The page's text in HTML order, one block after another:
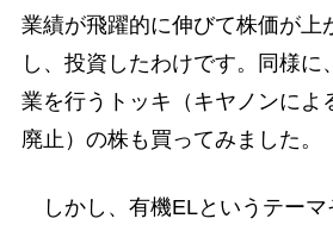
業績が飛躍的に伸びて株価が上
し、投資したわけです。同様に
業を行うトッキ（キヤノンによ
廃止）の株も買ってみました。
しかし、有機ELというテーマ